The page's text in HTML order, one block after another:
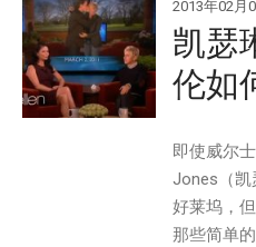
2013年02月
凯瑟
伦如
即使威尔
Jones（凯
好莱坞，
那些简单的